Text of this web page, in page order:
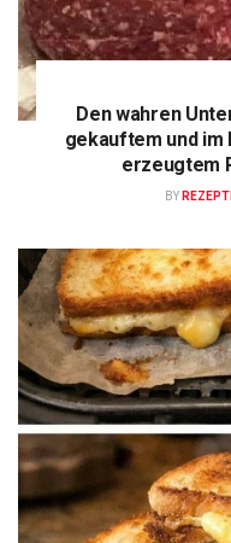
Den wahren
gekauftem und
erzeugtem
BY